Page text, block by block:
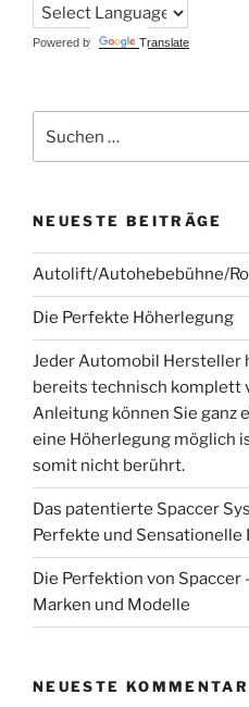
Powered by Translate
nach:
NEUESTE BEITRÄGE
Autolift/Autohebebühne/
Die Perfekte Höherlegung
Jeder Automobil Hersteller
bereits technisch komplett
Anleitung können Sie ganz
eine Höherlegung möglich
somit nicht berührt.
Das patentierte Spaccer
Perfekte und Sensationelle
Die Perfektion von
Marken und Modelle
NEUESTE